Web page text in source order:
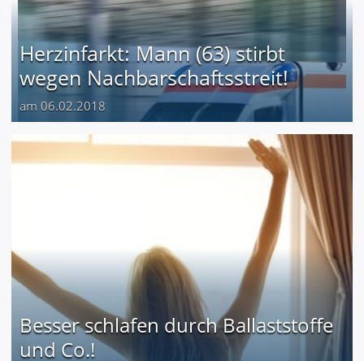
Herzinfarkt: Mann (63) stirbt
wegen Nachbarschaftsstreit!
am 06.02.2018
Besser schlafen durch Ballaststoffe
und Co.!